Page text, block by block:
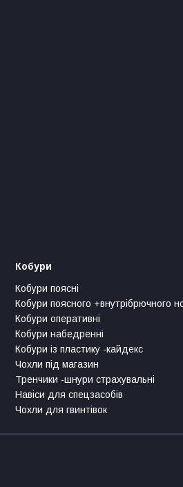
Кобури
Кобури поясні
Кобури поясного +внутрібрючного
Кобури оперативні
Кобури набедренні
Кобури із пластику -кайдекс
Чохли під магазин
Тренчики -шнури страхувальні
Навіси для спецзасобів
Чохли для гвинтівок